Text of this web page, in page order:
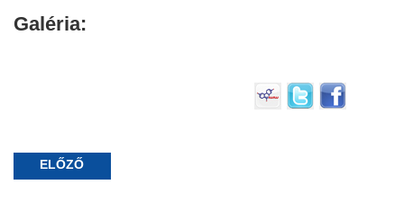
Galéria:
ELŐZŐ